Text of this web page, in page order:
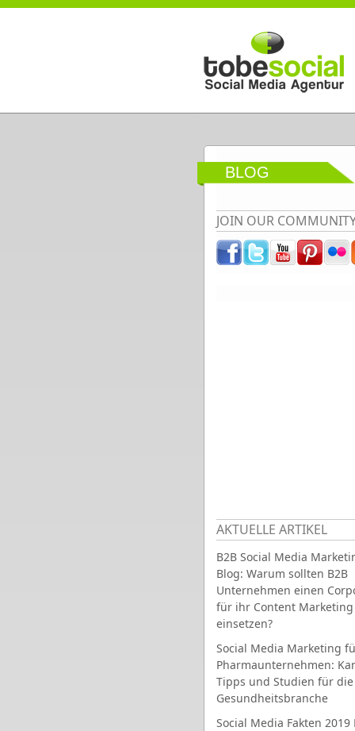
Direkt zum Inhalt
BLOG
JOIN OUR
AKTUELLE ARTIKEL
B2B Social Media
Blog: Warum sollten B2B
Unternehmen einen
für ihr Content Marketing
einsetzen?
Social Media Marketing
Pharmaunternehmen:
Tipps und Studien für die
Gesundheitsbranche
Social Media Fakten 2019